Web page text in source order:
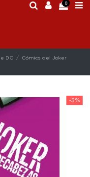
0
DC
Cómics del Joker
-5%